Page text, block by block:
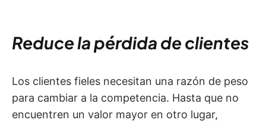
Reduce la pérdida de clientes
Los clientes fieles necesitan una razón de peso
para cambiar a la competencia. Hasta que no
encuentren un valor mayor en otro lugar,